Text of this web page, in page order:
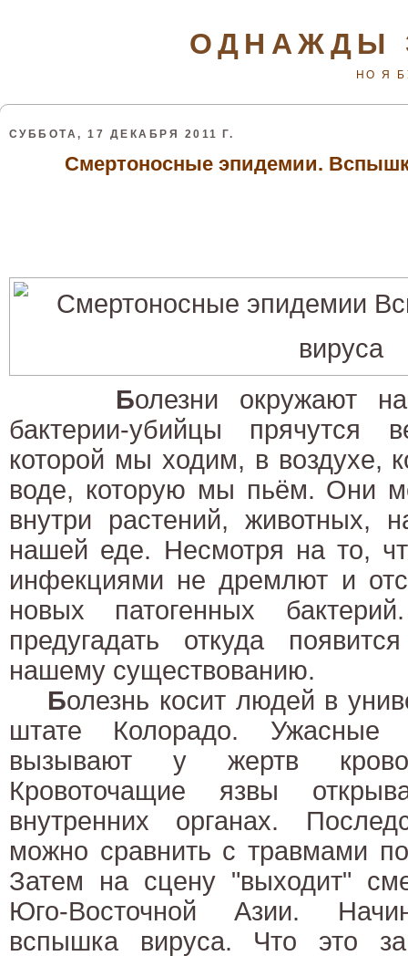
ОДНАЖДЫ
НО Я
СУББОТА, 17 ДЕКАБРЯ 2011 Г.
Смертоносные эпидемии.
Болезни окружают
бактерии-убийцы
которой мы ходим, в
воде, которую мы пьём. Они
внутри растений, животных,
нашей еде. Несмотря на то,
инфекциями не дремлют и
новых патогенных
предугадать откуда
нашему существованию.
Болезнь косит людей в
штате Колорадо. Ужасные
вызывают у жертв
Кровоточащие язвы
внутренних органах.
можно сравнить с травмами
Затем на сцену "выходит"
Юго-Восточной Азии.
вспышка вируса. Что это